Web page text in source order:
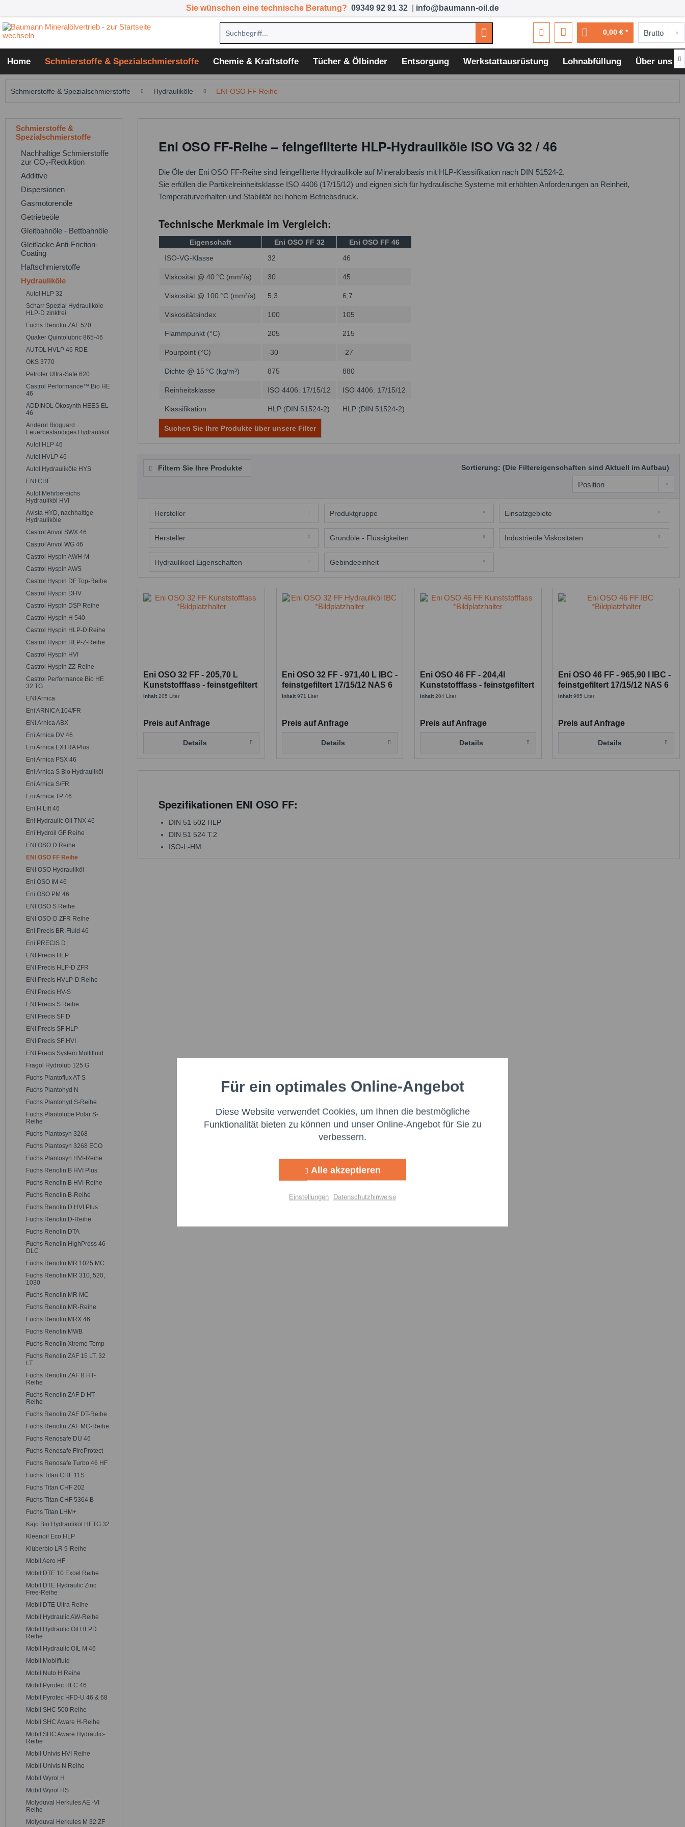
Sie wünschen eine technische Beratung? 09349 92 91 32 info@baumann-oil.de
0,00 € *
Home Schmierstoffe & Spezialschmierstoffe Chemie & Kraftstoffe Tücher & Ölbinder Entsorgung Werkstattausrüstung Lohnabfüllung Über uns 
Schmierstoffe & Spezialschmierstoffe Hydrauliköle ENI OSO FF Reihe
Schmierstoffe &
Spezialschmierstoffe
Nachhaltige Schmierstoffe
zur CO₂-Reduktion
Additive
Dispersionen
Gasmotorenöle
Getriebeöle
Gleitbahnöle - Bettbahnöle
Gleitlacke Anti-Friction-
Coating
Haftschmierstoffe
Hydrauliköle
Autol HLP 32
Scharr Spezial Hydrauliköle
HLP-D zinkfrei
Fuchs Renolin ZAF 520
Quaker Quintolubric 865-46
AUTOL HVLP 46 RDE
OKS 3770
Petrofer Ultra-Safe 620
Castrol Performance™ Bio HE
46
ADDINOL Ökosynth HEES EL
46
Anderol Bioguard
Feuerbeständiges Hydrauliköl
Autol HLP 46
Autol HVLP 46
Autol Hydrauliköle HYS
ENI CHF
Autol Mehrbereichs
Hydrauliköl HVI
Avista HYD, nachhaltige
Hydrauliköle
Castrol Anvol SWX 46
Castrol Anvol WG 46
Castrol Hyspin AWH-M
Castrol Hyspin AWS
Castrol Hyspin DF Top-Reihe
Castrol Hyspin DHV
Castrol Hyspin DSP Reihe
Castrol Hyspin H 540
Castrol Hyspin HLP-D Reihe
Castrol Hyspin HLP-Z-Reihe
Castrol Hyspin HVI
Castrol Hyspin ZZ-Reihe
Castrol Performance Bio HE
32 TG
ENI Arnica
Eni ARNICA 104/FR
ENI Arnica ABX
Eni Arnica DV 46
Eni Arnica EXTRA Plus
Eni Arnica PSX 46
Eni Arnica S Bio Hydrauliköl
Eni Arnica S/FR
Eni Arnica TP 46
Eni H Lift 46
Eni Hydraulic Oil TNX 46
Eni Hydroil GF Reihe
ENI OSO D Reihe
ENI OSO FF Reihe
ENI OSO Hydrauliköl
Eni OSO IM 46
Eni OSO PM 46
ENI OSO S Reihe
ENI OSO-D ZFR Reihe
Eni Precis BR-Fluid 46
Eni PRECIS D
ENI Precis HLP
ENI Precis HLP-D ZFR
ENI Precis HVLP-D Reihe
ENI Precis HV-S
ENI Precis S Reihe
ENI Precis SF D
ENI Precis SF HLP
ENI Precis SF HVI
ENI Precis System Multifluid
Fragol Hydrolub 125 G
Fuchs Plantoflux AT-S
Fuchs Plantohyd N
Fuchs Plantohyd S-Reihe
Fuchs Plantolube Polar S-
Reihe
Fuchs Plantosyn 3268
Fuchs Plantosyn 3268 ECO
Fuchs Plantosyn HVI-Reihe
Fuchs Renolin B HVI Plus
Fuchs Renolin B HVI-Reihe
Fuchs Renolin B-Reihe
Fuchs Renolin D HVI Plus
Fuchs Renolin D-Reihe
Fuchs Renolin DTA
Fuchs Renolin HighPress 46
DLC
Fuchs Renolin MR 1025 MC
Fuchs Renolin MR 310, 520,
1030
Fuchs Renolin MR MC
Fuchs Renolin MR-Reihe
Fuchs Renolin MRX 46
Fuchs Renolin MWB
Fuchs Renolin Xtreme Temp
Fuchs Renolin ZAF 15 LT, 32
LT
Fuchs Renolin ZAF B HT-
Reihe
Fuchs Renolin ZAF D HT-
Reihe
Fuchs Renolin ZAF DT-Reihe
Fuchs Renolin ZAF MC-Reihe
Fuchs Renosafe DU 46
Fuchs Renosafe FireProtect
Fuchs Renosafe Turbo 46 HF
Fuchs Titan CHF 11S
Fuchs Titan CHF 202
Fuchs Titan CHF 5364 B
Fuchs Titan LHM+
Kajo Bio Hydrauliköl HETG 32
Kleenoil Eco HLP
Klüberbio LR 9-Reihe
Mobil Aero HF
Mobil DTE 10 Excel Reihe
Mobil DTE Hydraulic Zinc
Free-Reihe
Mobil DTE Ultra Reihe
Mobil Hydraulic AW-Reihe
Mobil Hydraulic Oil HLPD
Reihe
Mobil Hydraulic OIL M 46
Mobil Mobilfluid
Mobil Nuto H Reihe
Mobil Pyrotec HFC 46
Mobil Pyrotec HFD-U 46 & 68
Mobil SHC 500 Reihe
Mobil SHC Aware H-Reihe
Mobil SHC Aware Hydraulic-
Reihe
Mobil Univis HVI Reihe
Mobil Univis N Reihe
Mobil Wyrol H
Mobil Wyrol HS
Molyduval Herkules AE -VI
Reihe
Molyduval Herkules M 32 ZF
Eni OSO FF-Reihe – feingefilterte HLP-Hydrauliköle ISO VG 32 / 46
Die Öle der Eni OSO FF-Reihe sind feingefilterte Hydrauliköle auf Mineralölbasis mit HLP-Klassifikation nach DIN 51524-2.
Sie erfüllen die Partikelreinheitsklasse ISO 4406 (17/15/12) und eignen sich für hydraulische Systeme mit erhöhten Anforderungen an Reinheit,
Temperaturverhalten und Stabilität bei hohem Betriebsdruck.
Technische Merkmale im Vergleich:
Eigenschaft Eni OSO FF 32
Eni OSO FF 46
ISO-VG-Klasse
32 46
Viskosität @ 40 °C (mm²/s) 30 45
Viskosität @ 100 °C (mm²/s) 5,3 6,7
Viskositätsindex 100 105
Flammpunkt (°C) 205 215
Pourpoint (°C) -30 -27
Dichte @ 15 °C (kg/m³) 875 880
Reinheitsklasse ISO 4406: 17/15/12 ISO 4406: 17/15/12
Klassifikation HLP (DIN 51524-2) HLP (DIN 51524-2)
Suchen Sie Ihre Produkte über unsere Filter
Filtern Sie Ihre Produkte Sortierung: (Die Filtereigenschaften sind Aktuell im Aufbau)
Hersteller
ENI
Produktgruppe
Schmieröle
Einsatzgebiete
Hydrauliköle
Hersteller
ENI
Grundöle - Flüssigkeiten
Mineralöl
Industrieöle Viskositäten
Hydraulikoel Eigenschaften
HLP
Gebindeeinheit
IBC
Eni OSO 32 FF - 205,70 L
Kunststofffass - feinstgefiltert
17/15/12 NAS 6
Inhalt205 Liter
Preis auf Anfrage
Details
Eni OSO 32 FF - 971,40 L IBC -
feinstgefiltert 17/15/12 NAS 6
Inhalt 971 Liter
Preis auf Anfrage
Details
Eni OSO 46 FF - 204,4l
Kunststofffass - feinstgefiltert
17/15/12 NAS 6
Inhalt204 Liter
Preis auf Anfrage
Details
Eni OSO 46 FF - 965,90 l IBC -
feinstgefiltert 17/15/12 NAS 6
Inhalt965 Liter
Preis auf Anfrage
Details
Spezifikationen ENI OSO FF:
DIN 51 502 HLP
DIN 51 524 T.2
ISO-L-HM
Funktionale Aktiv
Marketing Aktiv
Für ein optimales Online-Angebot
Diese Website verwendet Cookies, um Ihnen die bestmögliche
Funktionalität bieten zu können und unser Online-Angebot für Sie zu
verbessern.
Alle akzeptieren
Einstellungen Datenschutzhinweise